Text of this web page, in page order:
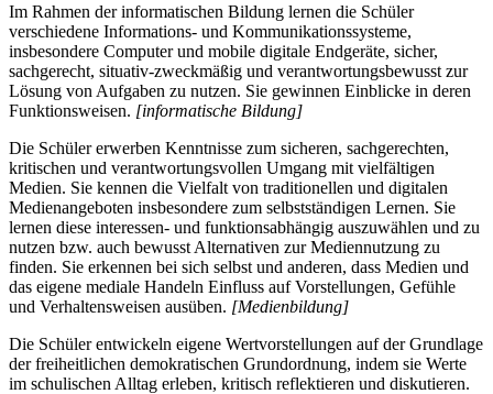
Im Rahmen der informatischen Bildung lernen die Schüler
verschiedene Informations- und Kommunikationssysteme,
insbesondere Computer und mobile digitale Endgeräte, sicher,
sachgerecht, situativ-zweckmäßig und verantwortungsbewusst zur
Lösung von Aufgaben zu nutzen. Sie gewinnen Einblicke in deren
Funktionsweisen. [informatische Bildung]
Die Schüler erwerben Kenntnisse zum sicheren, sachgerechten,
kritischen und verantwortungsvollen Umgang mit vielfältigen
Medien. Sie kennen die Vielfalt von traditionellen und digitalen
Medienangeboten insbesondere zum selbstständigen Lernen. Sie
lernen diese interessen- und funktionsabhängig auszuwählen und zu
nutzen bzw. auch bewusst Alternativen zur Mediennutzung zu
finden. Sie erkennen bei sich selbst und anderen, dass Medien und
das eigene mediale Handeln Einfluss auf Vorstellungen, Gefühle
und Verhaltensweisen ausüben. [Medienbildung]
Die Schüler entwickeln eigene Wertvorstellungen auf der Grundlage
der freiheitlichen demokratischen Grundordnung, indem sie Werte
im schulischen Alltag erleben, kritisch reflektieren und diskutieren.